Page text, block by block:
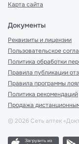
Карта сайта
Документы
Реквизиты и лицензии
Пользовательское
Политика обработки
Правила публикации
Правила программы
Политика рекомендаций
Продажа
© 2026 Сеть аптек